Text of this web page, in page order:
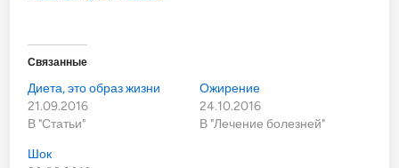
Связанные
Диета, это образ жизни
21.09.2016
В "Статьи"
Ожирение
24.10.2016
В "Лечение болезней"
Шок